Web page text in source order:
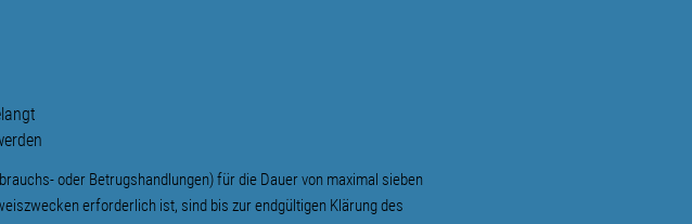
oder Betrugshandlungen) für die Dauer von maximal sieben
erforderlich ist, sind bis zur endgültigen Klärung des